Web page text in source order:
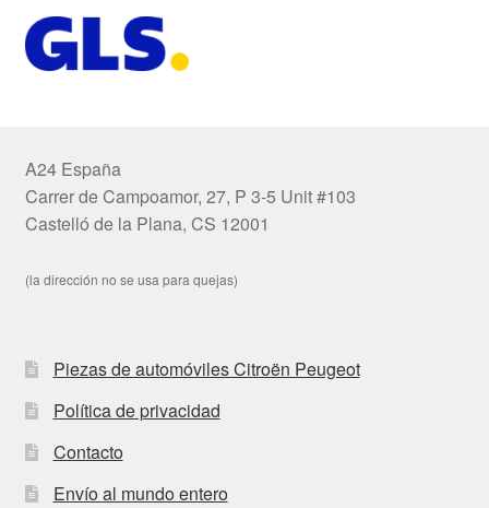
A24 España
Carrer de Campoamor, 27, P 3-5 Unit #103
Castelló de la Plana, CS 12001
(la dirección no se usa para quejas)
Piezas de automóviles Citroën Peugeot
Política de privacidad
Contacto
Envío al mundo entero